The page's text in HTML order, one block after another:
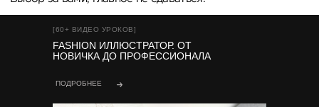
[60+ ВИДЕО УРОКОВ]
FASHION ИЛЛЮСТРАТОР. ОТ
НОВИЧКА ДО ПРОФЕССИОНАЛА
ПОДРОБНЕЕ